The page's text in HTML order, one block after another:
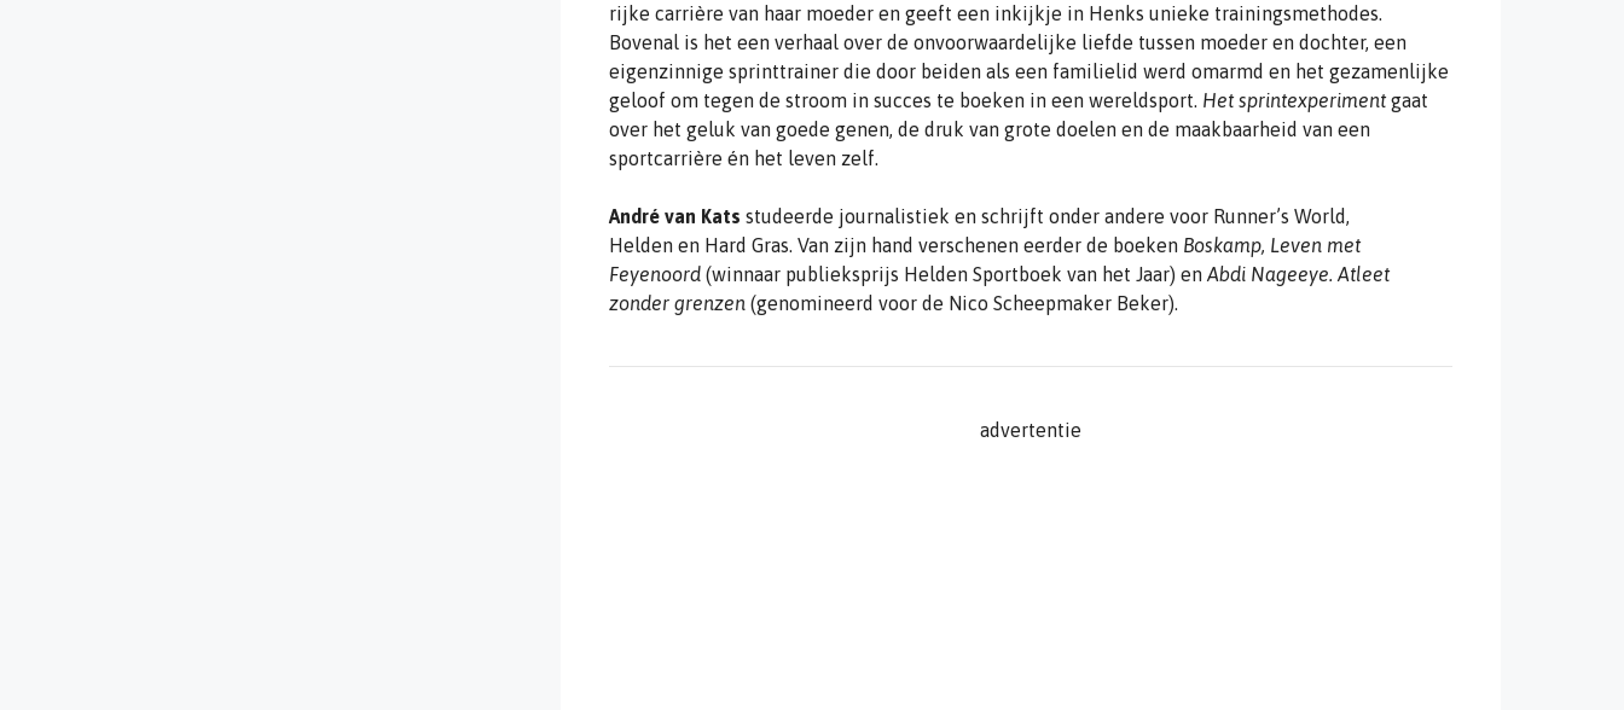
rijke carrière van haar moeder en geeft een inkijkje in Henks unieke trainingsmethodes.
Bovenal is het een verhaal over de onvoorwaardelijke liefde tussen moeder en dochter, een
eigenzinnige sprinttrainer die door beiden als een familielid werd omarmd en het gezamenlijke
geloof om tegen de stroom in succes te boeken in een wereldsport. Het sprintexperimentgaat
over het geluk van goede genen, de druk van grote doelen en de maakbaarheid van een
sportcarrière én het leven zelf.
André van Kats studeerde journalistiek en schrijft onder andere voor Runner’s World,
Helden en Hard Gras. Van zijn hand verschenen eerder de boeken Boskamp, Leven met
Feyenoord (winnaar publieksprijs Helden Sportboek van het Jaar) en Abdi Nageeye. Atleet
zonder grenzen (genomineerd voor de Nico Scheepmaker Beker).
advertentie